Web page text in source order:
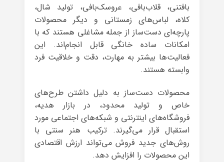
بافتنی، قلاب‌بافی، عروسک‌بافی، تولید شال،
کلاه، لباس‌های زمستانی و دیگر محصولات
پارچه‌ای دست‌ساز از جمله مشاغلی هستند که با
امکانات ساده خانگی قابل انجام‌اند. این
فعالیت‌ها بیشتر به مهارت، دقت و خلاقیت فرد
وابسته هستند.
محصولات دست‌ساز به دلیل داشتن طرح‌های
خاص و تولید محدود، در بازار هدیه،
فروشگاه‌های اینترنتی و شبکه‌های اجتماعی مورد
استقبال قرار می‌گیرند. ترکیب هنر سنتی با
روش‌های جدید فروش می‌تواند ارزش اقتصادی
این محصولات را افزایش دهد.